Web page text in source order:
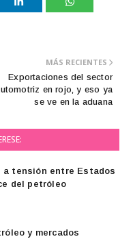
MÁS RECIENTES
Exportaciones del sector
en rojo, y eso ya
se ve en la aduana
a tensión entre Estados
del petróleo
y mercados